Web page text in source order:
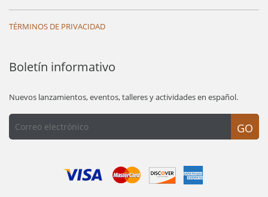
TÉRMINOS DE PRIVACIDAD
Boletín informativo
Nuevos lanzamientos, eventos, talleres y actividades en español.
GO